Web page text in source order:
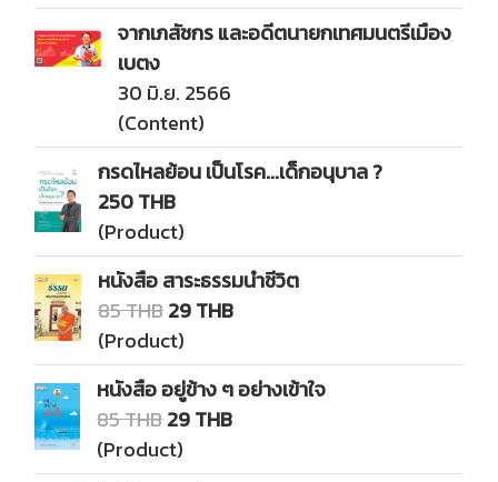
จากเภสัชกร และอดีตนายกเทศมนตรีเมือง
เบตง
30 มิ.ย. 2566
(Content)
กรดไหลย้อน เป็นโรค...เด็กอนุบาล ?
250 THB
(Product)
หนังสือ สาระธรรมนำชีวิต
85 THB29 THB
(Product)
หนังสือ อยู่ข้าง ๆ อย่างเข้าใจ
85 THB29 THB
(Product)